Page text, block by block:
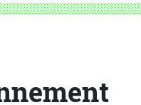
alpages touchés par la